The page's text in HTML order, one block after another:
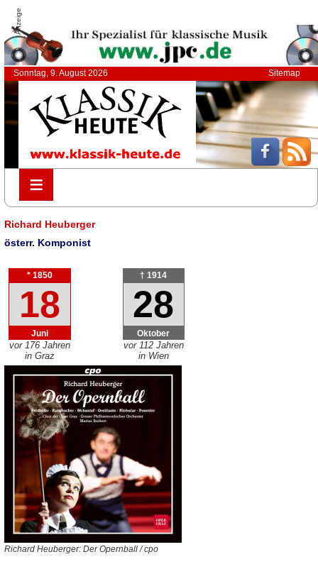
Anzeige
Sonntag, 9. August 2026 Sitemap
≡
≡
Richard Heuberger
österr. Komponist
* 1850
18
Juni
vor 176 Jahren
in Graz
† 1914
28
Oktober
vor 112 Jahren
in Wien
Richard Heuberger: Der Opernball / cpo